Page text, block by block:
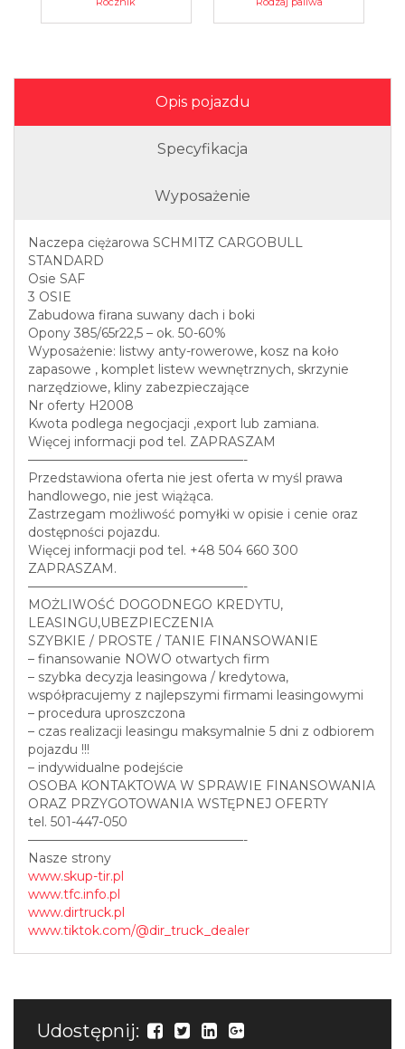
Opis pojazdu
Specyfikacja
Wyposażenie
Naczepa ciężarowa SCHMITZ CARGOBULL
STANDARD
Osie SAF
3 OSIE
Zabudowa firana suwany dach i boki
Opony 385/65r22,5 – ok. 50-60%
Wyposażenie: listwy anty-rowerowe, kosz na koło
zapasowe , komplet listew wewnętrznych, skrzynie
narzędziowe, kliny zabezpieczające
Nr oferty H2008
Kwota podlega negocjacji ,export lub zamiana.
Więcej informacji pod tel. ZAPRASZAM
—————————————————-
Przedstawiona oferta nie jest oferta w myśl prawa
handlowego, nie jest wiążąca.
Zastrzegam możliwość pomyłki w opisie i cenie oraz
dostępności pojazdu.
Więcej informacji pod tel. +48 504 660 300
ZAPRASZAM.
—————————————————-
MOŻLIWOŚĆ DOGODNEGO KREDYTU,
LEASINGU,UBEZPIECZENIA
SZYBKIE / PROSTE / TANIE FINANSOWANIE
– finansowanie NOWO otwartych firm
– szybka decyzja leasingowa / kredytowa,
współpracujemy z najlepszymi firmami leasingowymi
– procedura uproszczona
– czas realizacji leasingu maksymalnie 5 dni z odbiorem
pojazdu !!!
– indywidualne podejście
OSOBA KONTAKTOWA W SPRAWIE FINANSOWANIA
ORAZ PRZYGOTOWANIA WSTĘPNEJ OFERTY
tel. 501-447-050
—————————————————-
Nasze strony
www.skup-tir.pl
www.tfc.info.pl
www.dirtruck.pl
www.tiktok.com/@dir_truck_dealer
Udostępnij: